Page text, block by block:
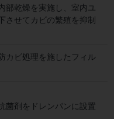
部乾燥を実施し、室内ユ
させてカビの繁殖を抑制
カビ処理を施したフィル
菌剤をドレンパンに設置